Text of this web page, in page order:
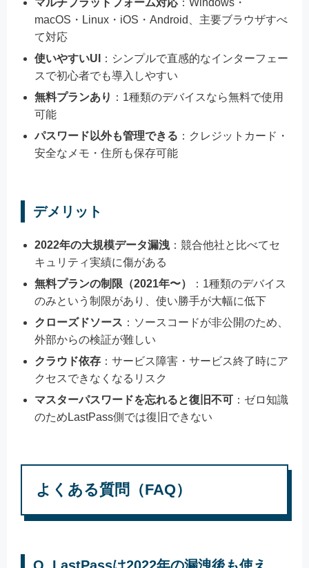
マルチプラットフォーム対応 ：Windows・
macOS・Linux・iOS・Android、主要ブラウザすべ
て対応
使いやすいUI
：シンプルで直感的なインターフェー
スで初心者でも導入しやすい
無料プランあり ：1種類のデバイスなら無料で使用
可能
パスワード以外も管理できる ：クレジットカード・
安全なメモ・住所も保存可能
デメリット
2022年の大規模データ漏洩 ：競合他社と比べてセ
キュリティ実績に傷がある
無料プランの制限（2021年〜）
：1種類のデバイス
のみという制限があり、使い勝手が大幅に低下
クローズドソース ：ソースコードが非公開のため、
外部からの検証が難しい
クラウド依存 ：サービス障害・サービス終了時にア
クセスできなくなるリスク
マスターパスワードを忘れると復旧不可 ：ゼロ知識
のためLastPass側では復旧できない
よくある質問（FAQ）